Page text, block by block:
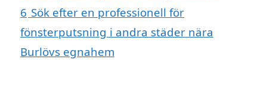
6 Sök efter en professionell för
fönsterputsning i andra städer nära
Burlövs egnahem